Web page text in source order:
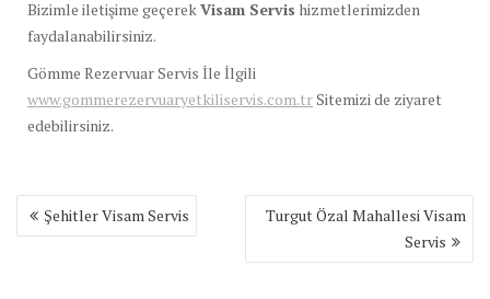
Bizimle iletişime geçerekVisam Servis hizmetlerimizden
faydalanabilirsiniz.
Gömme Rezervuar Servis İle İlgili
www.gommerezervuaryetkiliservis.com.trSitemizi de ziyaret
edebilirsiniz.
Yazı
gezinmesi
Şehitler Visam Servis
Turgut Özal Mahallesi Visam
Servis